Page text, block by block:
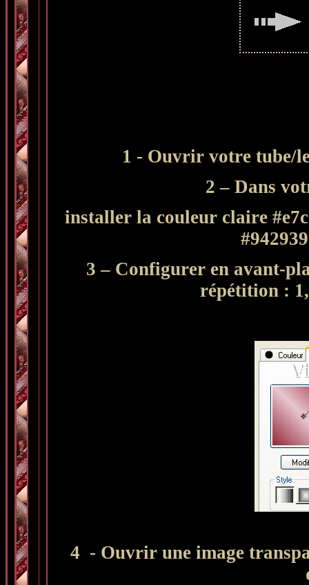
1 - Ouvrir votre tube/
2 – Dans
installer la couleur claire
3 – Configurer en avant-
répétition :
4 - Ouvrir une image